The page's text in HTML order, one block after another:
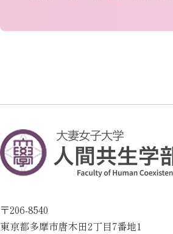
〒206-8540
東京都多摩市唐木田2丁目7番地1